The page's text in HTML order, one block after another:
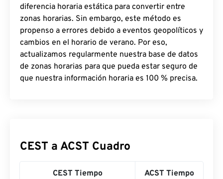
diferencia horaria estática para convertir entre
zonas horarias. Sin embargo, este método es
propenso a errores debido a eventos geopolíticos y
cambios en el horario de verano. Por eso,
actualizamos regularmente nuestra base de datos
de zonas horarias para que pueda estar seguro de
que nuestra información horaria es 100 % precisa.
CEST a ACST Cuadro
CEST Tiempo ACST Tiempo